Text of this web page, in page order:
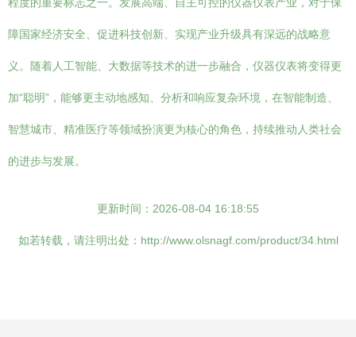
障国家经济安全、促进科技创新、实现产业升级具有深远的战略意
义。随着人工智能、大数据等技术的进一步融合，仪器仪表将变得更
加“聪明”，能够更主动地感知、分析和响应复杂环境，在智能制造、
智慧城市、精准医疗等领域扮演更为核心的角色，持续推动人类社会
的进步与发展。
更新时间：2026-08-04 16:18:55
如若转载，请注明出处：http://www.olsnagf.com/product/34.html